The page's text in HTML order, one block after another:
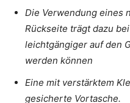
Die Verwendung eines
Rückseite trägt dazu
leichtgängiger auf den
werden können
Eine mit verstärktem
gesicherte Vortasche.